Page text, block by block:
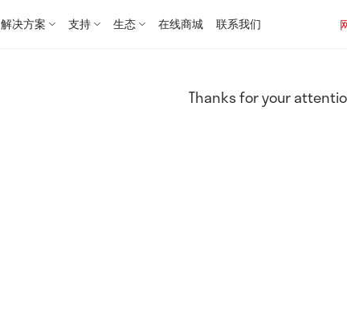
解决方案 支持 生态 在线商城 联系我们
Thanks for your